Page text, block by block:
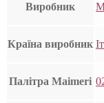
Виробник
Країна виробник
Палітра Maimeri